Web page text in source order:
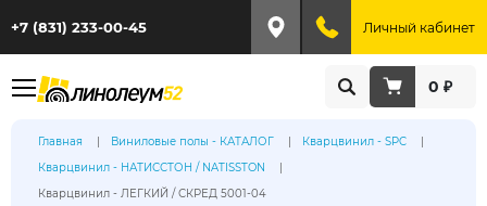
+7 (831) 233-00-45 Личный кабинет
0 ₽
Главная Виниловые полы - КАТАЛОГ
Кварцвинил - SPC
Кварцвинил - НАТИССТОН / NATISSTON
Кварцвинил - ЛЕГКИЙ / СКРЕД 5001-04